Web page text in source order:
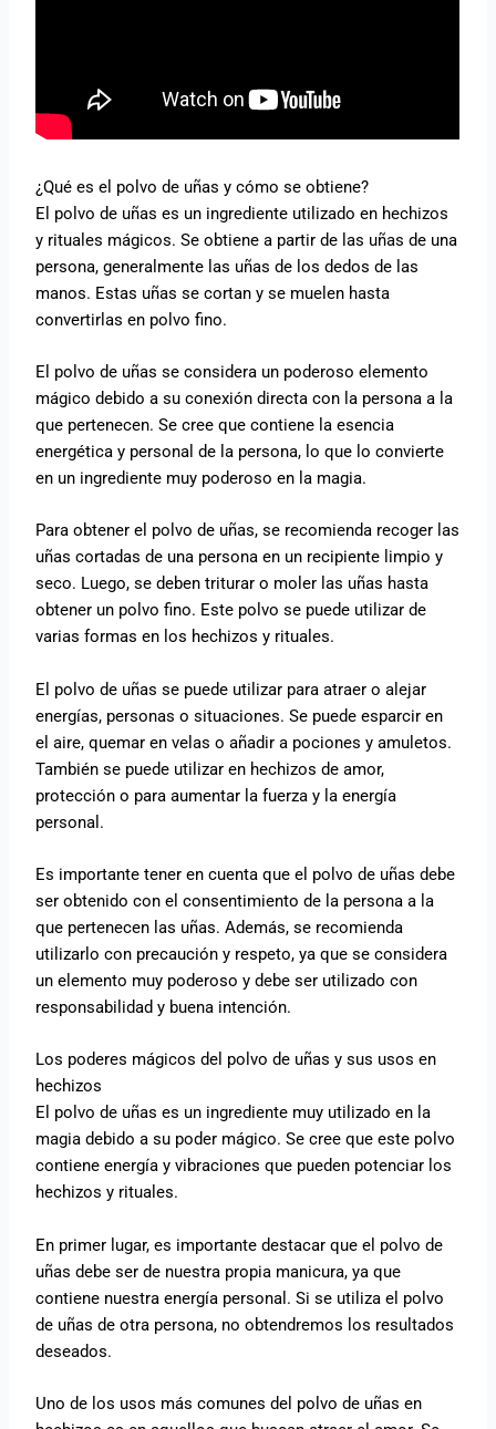
¿Qué es el polvo de uñas y cómo se obtiene?
El polvo de uñas es un ingrediente utilizado en hechizos
y rituales mágicos. Se obtiene a partir de las uñas de una
persona, generalmente las uñas de los dedos de las
manos. Estas uñas se cortan y se muelen hasta
convertirlas en polvo fino.
El polvo de uñas se considera un poderoso elemento
mágico debido a su conexión directa con la persona a la
que pertenecen. Se cree que contiene la esencia
energética y personal de la persona, lo que lo convierte
en un ingrediente muy poderoso en la magia.
Para obtener el polvo de uñas, se recomienda recoger las
uñas cortadas de una persona en un recipiente limpio y
seco. Luego, se deben triturar o moler las uñas hasta
obtener un polvo fino. Este polvo se puede utilizar de
varias formas en los hechizos y rituales.
El polvo de uñas se puede utilizar para atraer o alejar
energías, personas o situaciones. Se puede esparcir en
el aire, quemar en velas o añadir a pociones y amuletos.
También se puede utilizar en hechizos de amor,
protección o para aumentar la fuerza y la energía
personal.
Es importante tener en cuenta que el polvo de uñas debe
ser obtenido con el consentimiento de la persona a la
que pertenecen las uñas. Además, se recomienda
utilizarlo con precaución y respeto, ya que se considera
un elemento muy poderoso y debe ser utilizado con
responsabilidad y buena intención.
Los poderes mágicos del polvo de uñas y sus usos en
hechizos
El polvo de uñas es un ingrediente muy utilizado en la
magia debido a su poder mágico. Se cree que este polvo
contiene energía y vibraciones que pueden potenciar los
hechizos y rituales.
En primer lugar, es importante destacar que el polvo de
uñas debe ser de nuestra propia manicura, ya que
contiene nuestra energía personal. Si se utiliza el polvo
de uñas de otra persona, no obtendremos los resultados
deseados.
Uno de los usos más comunes del polvo de uñas en